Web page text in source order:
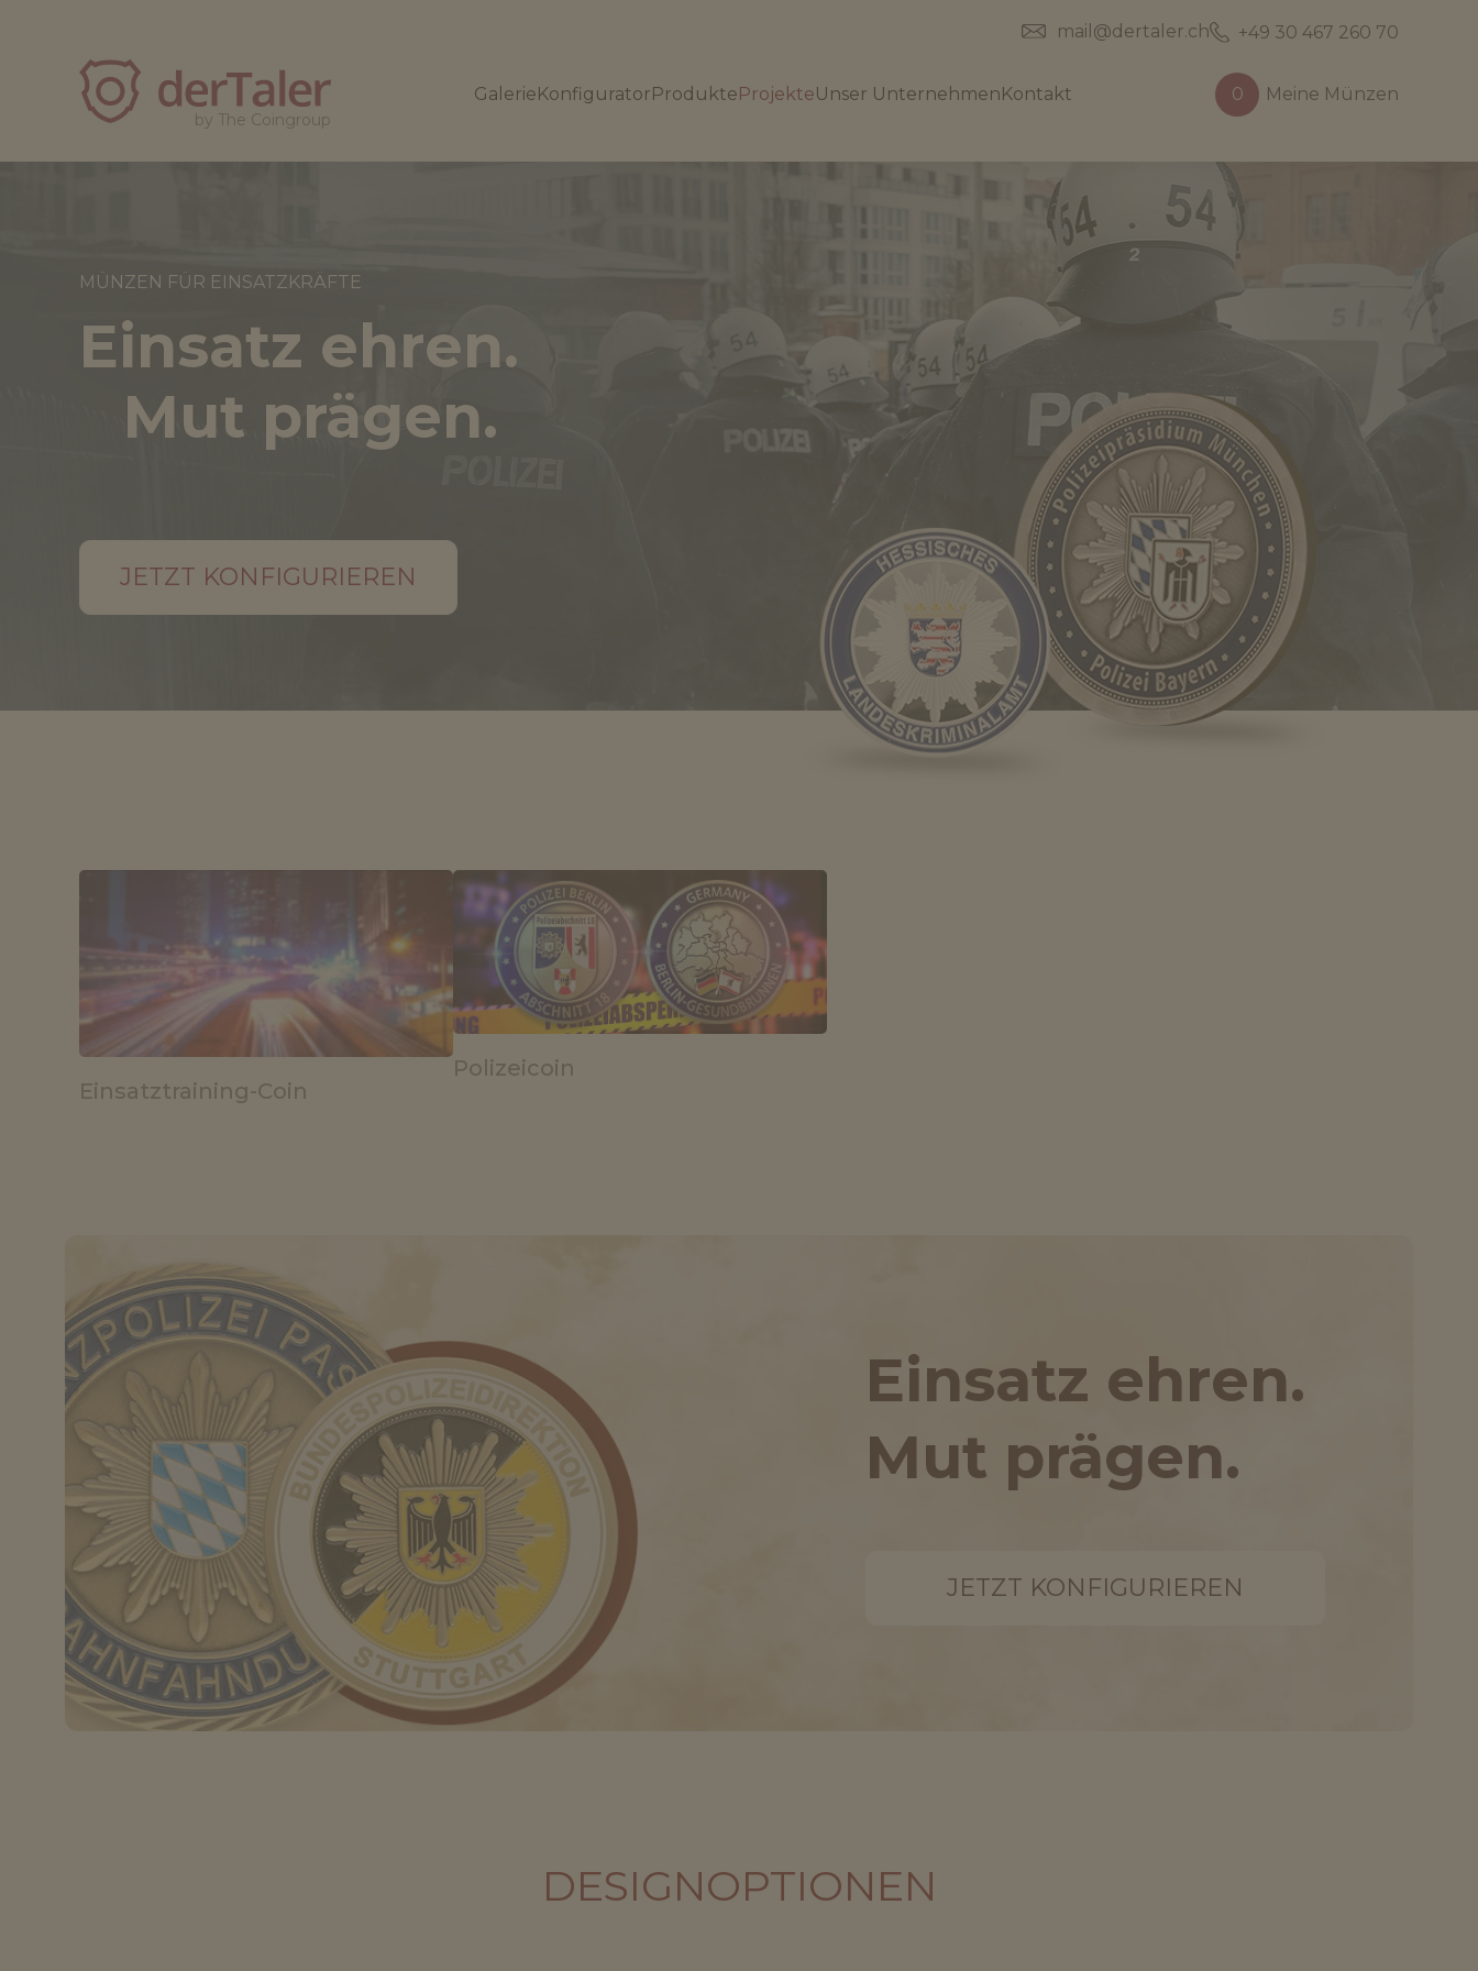
mail@dertaler.ch +49 30 467 260 70
derTaler
by The Coingroup
Galerie Konfigurator Produkte ProjekteUnser Unternehmen Kontakt 0 Meine Münzen
MÜNZEN FÜR EINSATZKRÄFTE
Einsatz ehren.
Mut prägen.
JETZT KONFIGURIEREN
Einsatztraining-Coin
Polizeicoin
Einsatz ehren.
Mut prägen.
JETZT KONFIGURIEREN
DESIGNOPTIONEN